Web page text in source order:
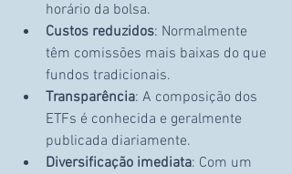
horário da bolsa.
Custos reduzidos: Normalmente
têm comissões mais baixas do que
fundos tradicionais.
Transparência: A composição dos
ETFs é conhecida e geralmente
publicada diariamente.
Diversificação imediata: Com um